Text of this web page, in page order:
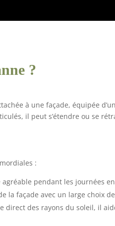
?
à une façade, équipée
il peut s’étendre ou se
:
agréable pendant les journées
la façade avec un large choix
direct des rayons du soleil, il